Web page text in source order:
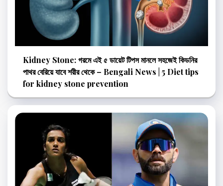
Kidney Stone: গরমে এই ৫ ডায়েট টিপস মানলে সহজেই কিডনির
পাথর বেরিয়ে যাবে শরীর থেকে – Bengali News | 5 Diet tips
for kidney stone prevention